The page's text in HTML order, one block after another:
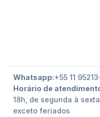
Whatsapp:+55 11
Horário de
18h, de segunda à
exceto feriados